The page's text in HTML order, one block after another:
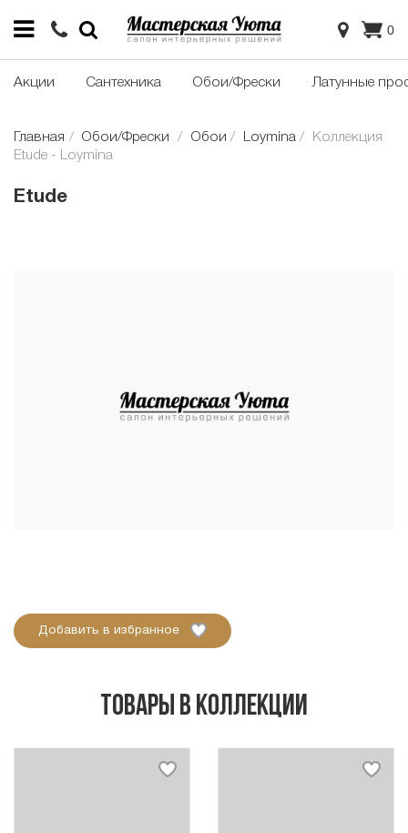
0
Акции Сантехника Обои/Фрески Латунные
Главная Обои/Фрески Обои Loymina
Коллекция
Etude - Loymina
Etude
Добавить в избранное
Товары в коллекции